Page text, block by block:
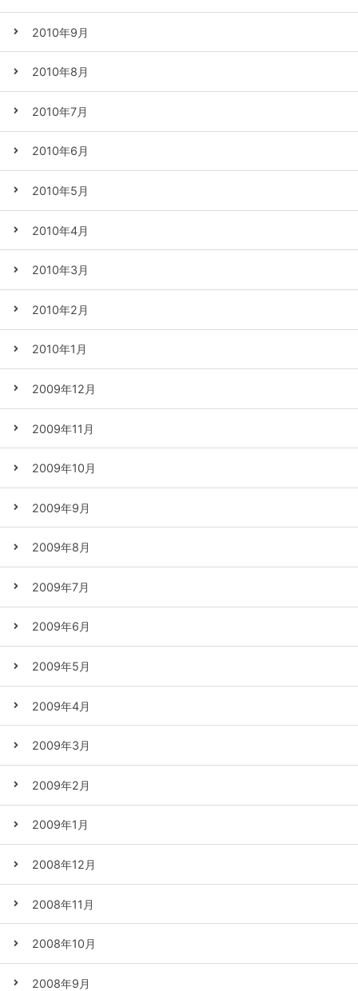
2010年9月
2010年8月
2010年7月
2010年6月
2010年5月
2010年4月
2010年3月
2010年2月
2010年1月
2009年12月
2009年11月
2009年10月
2009年9月
2009年8月
2009年7月
2009年6月
2009年5月
2009年4月
2009年3月
2009年2月
2009年1月
2008年12月
2008年11月
2008年10月
2008年9月